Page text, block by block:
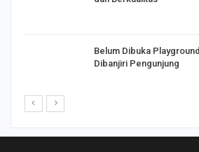
Belum Dibuka
Dibanjiri Pengunjung